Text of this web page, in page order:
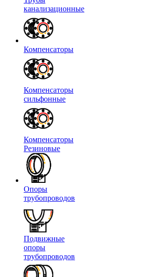
канализационные
Компенсаторы
Компенсаторы
сильфонные
Компенсаторы
Резиновые
Опоры
трубопроводов
Подвижные
опоры
трубопроводов